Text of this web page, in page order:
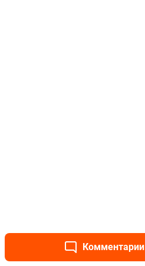
Комментарии